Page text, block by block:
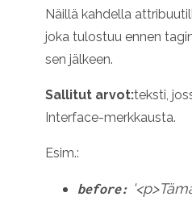
Näillä kahdella
joka tulostuu ennen
sen jälkeen.
Sallitut arvot:teksti,
Interface-merkkausta.
Esim.:
before: